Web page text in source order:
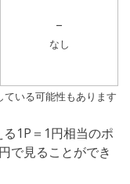
–
なし
いる可能性もあります
1P＝1円相当のポ
で見ることができ